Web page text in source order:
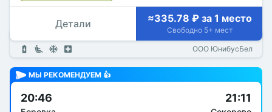
Детали ≈335.78 ₽ за 1 место
Свободно 5+ мест
ООО ЮнибусБел
МЫ РЕКОМЕНДУЕМ 👍
20:46 21:11